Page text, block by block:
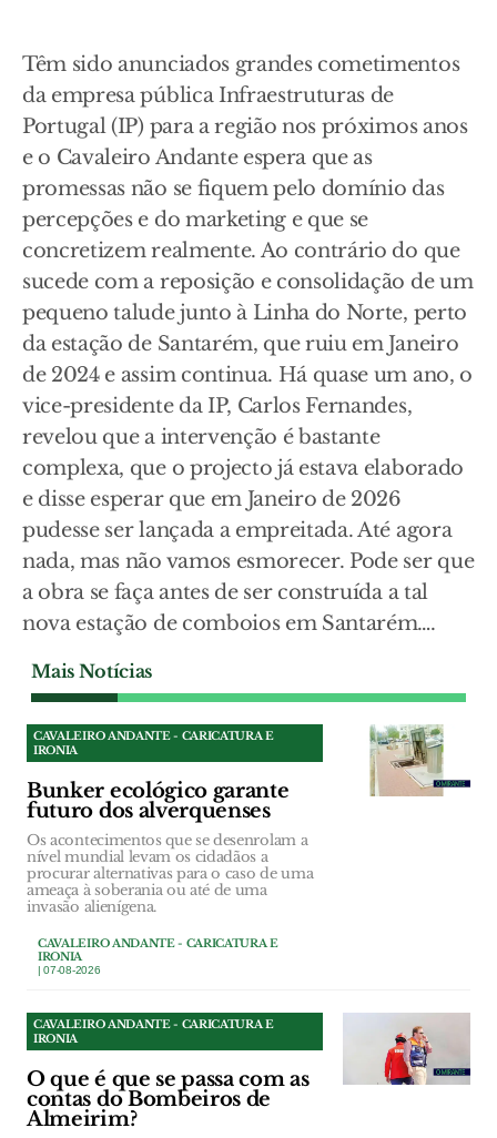
Têm sido anunciados grandes cometimentos
da empresa pública Infraestruturas de
Portugal (IP) para a região nos próximos anos
e o Cavaleiro Andante espera que as
promessas não se fiquem pelo domínio das
percepções e do marketing e que se
concretizem realmente. Ao contrário do que
sucede com a reposição e consolidação de um
pequeno talude junto à Linha do Norte, perto
da estação de Santarém, que ruiu em Janeiro
de 2024 e assim continua. Há quase um ano, o
vice-presidente da IP, Carlos Fernandes,
revelou que a intervenção é bastante
complexa, que o projecto já estava elaborado
e disse esperar que em Janeiro de 2026
pudesse ser lançada a empreitada. Até agora
nada, mas não vamos esmorecer. Pode ser que
a obra se faça antes de ser construída a tal
nova estação de comboios em Santarém….
Mais Notícias
CAVALEIRO ANDANTE - CARICATURA E
IRONIA
Bunker ecológico garante
futuro dos alverquenses
Os acontecimentos que se desenrolam a
nível mundial levam os cidadãos a
procurar alternativas para o caso de uma
ameaça à soberania ou até de uma
invasão alienígena.
CAVALEIRO ANDANTE - CARICATURA E
IRONIA
| 07-08-2026
CAVALEIRO ANDANTE - CARICATURA E
IRONIA
O que é que se passa com as
contas do Bombeiros de
Almeirim?